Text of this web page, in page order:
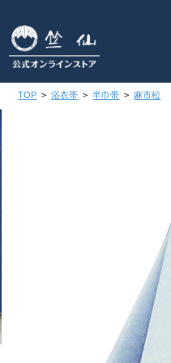
TOP > 浴衣帯 > 半巾帯 > 麻市松